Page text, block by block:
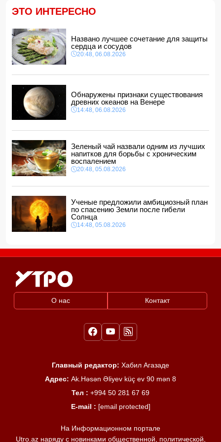
14:14, 06.08.2026
"Шохрат"
14:10, 06.08.2026
Стали известны детали контракта Наримана Ахундзаде
с "Эрзурумспором"
представителей, одного назначил на новую должность
14:00, 06.08.2026
Прогноз погоды в Азербайджане на 7 августа
12:48, 06.08.2026
гибелью граждан Азербайджана в Азовском и Чёрном
морях
12:40, 06.08.2026
ЭТО ИНТЕРЕСНО
Названо лучшее сочетание для защиты
сердца и сосудов
20:48, 06.08.2026
Обнаружены признаки существования
древних океанов на Венере
14:48, 06.08.2026
Зеленый чай назвали одним из лучших
напитков для борьбы с хроническим
воспалением
20:48, 05.08.2026
Ученые предложили амбициозный план
по спасению Земли после гибели
Солнца
14:48, 05.08.2026
О нас Контакт
Главный редактор: Хабил Агазаде
Адрес: Ak.Həsən Əliyev küç ev 90 mən 8
Тел : +994 50 281 67 69
E-mail : [email protected]
На Информационном портале
Utro.az наряду с новинками общественной, политической,